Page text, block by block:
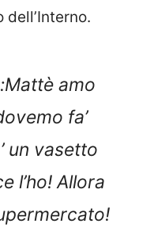
dell’Interno.
amo
fa’
un vasetto
l’ho! Allora